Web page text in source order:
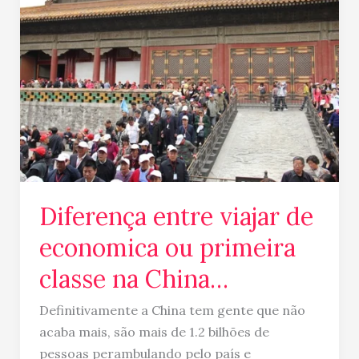
Diferença entre viajar de
economica ou primeira
classe na China…
Definitivamente a China tem gente que não
acaba mais, são mais de 1.2 bilhões de
pessoas perambulando pelo país e
viajar
de
economica
ou
primeira
classe
na
China…